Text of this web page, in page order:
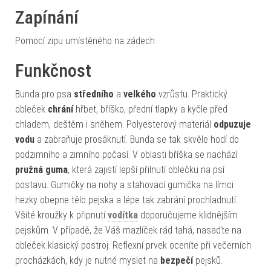
Zapínání
Pomocí zipu umístěného na zádech.
Funkčnost
Bunda pro psa středního a velkého vzrůstu. Praktický
obleček chráníhřbet, bříško, přední tlapky a kyčle před
chladem, deštěm i sněhem. Polyesterový materiál odpuzuje
vodu a zabraňuje prosáknutí. Bunda se tak skvěle hodí do
podzimního a zimního počasí. V oblasti bříška se nachází
pružná guma, která zajistí lepší přilnutí oblečku na psí
postavu. Gumičky na nohy a stahovací gumička na límci
hezky obepne tělo pejska a lépe tak zabrání prochladnutí.
Všité kroužky k připnutívodítka doporučujeme klidnějším
pejskům. V případě, že Váš mazlíček rád tahá, nasaďte na
obleček klasický postroj. Reflexní prvek oceníte při večerních
procházkách, kdy je nutné myslet na bezpečípejsků.